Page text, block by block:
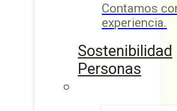
Contamos
experiencia.
Sostenibilidad
Personas